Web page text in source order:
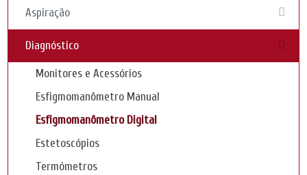
Aspiração
Diagnóstico
Monitores e Acessórios
Esfigmomanômetro Manual
Esfigmomanômetro Digital
Estetoscópios
Termómetros